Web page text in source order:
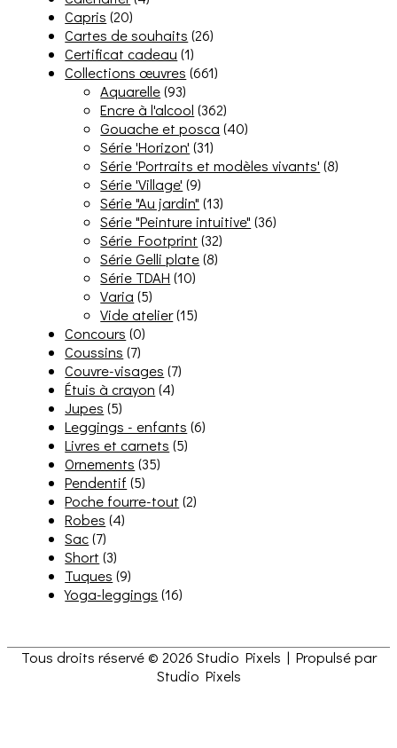
Capris (20)
Cartes de souhaits (26)
Certificat cadeau (1)
Collections œuvres (661)
Aquarelle (93)
Encre à l'alcool (362)
Gouache et posca (40)
Série 'Horizon' (31)
Série 'Portraits et modèles vivants' (8)
Série 'Village' (9)
Série "Au jardin" (13)
Série "Peinture intuitive" (36)
Série Footprint (32)
Série Gelli plate (8)
Série TDAH (10)
Varia (5)
Vide atelier(15)
Concours (0)
Coussins (7)
Couvre-visages (7)
Étuis à crayon (4)
Jupes (5)
Leggings - enfants (6)
Livres et carnets (5)
Ornements (35)
Pendentif (5)
Poche fourre-tout (2)
Robes (4)
Sac (7)
Short (3)
Tuques (9)
Yoga-leggings (16)
Tous droits réservé © 2026 Studio Pixels | Propulsé par
Studio Pixels